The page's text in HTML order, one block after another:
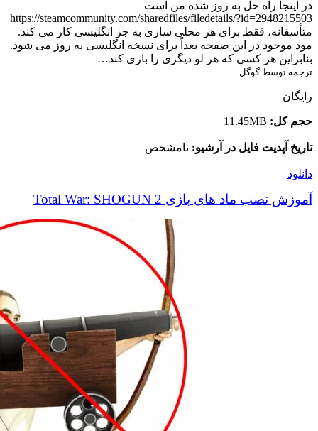
در اینجا راه حل به روز شده من است
https://steamcommunity.com/sharedfiles/filedetails/?id=2948215503
متأسفانه، فقط برای هر محلی سازی به جز انگلیسی کار می کند.
مود موجود در این صفحه بعداً برای نسخه انگلیسی به روز می شود.
بنابراین هر کسی که هر لو دیگری را بازی کند…
ترجمه توسط گوگل
رایگان
حجم کل: 11.45MB
تاریخ آپدیت فایل در آرشیو: نامشحص
دانلود
آموزش نصب ماد های بازی Total War: SHOGUN 2